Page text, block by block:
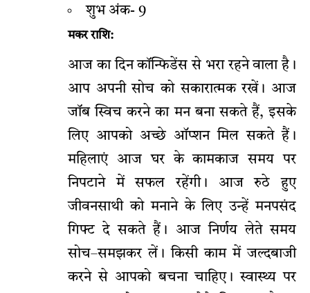
शुभ अंक- 9
मकर राशि:
आज का दिन कॉन्फिडेंस से भरा रहने वाला है।
आप अपनी सोच को सकारात्मक रखें। आज
जॉब स्विच करने का मन बना सकते हैं, इसके
लिए आपको अच्छे ऑप्शन मिल सकते हैं।
महिलाएं आज घर के कामकाज समय पर
निपटाने में सफल रहेंगी। आज रुठे हुए
जीवनसाथी को मनाने के लिए उन्हें मनपसंद
गिफ्ट दे सकते हैं। आज निर्णय लेते समय
सोच–समझकर लें। किसी काम में जल्दबाजी
करने से आपको बचना चाहिए। स्वास्थ्य पर